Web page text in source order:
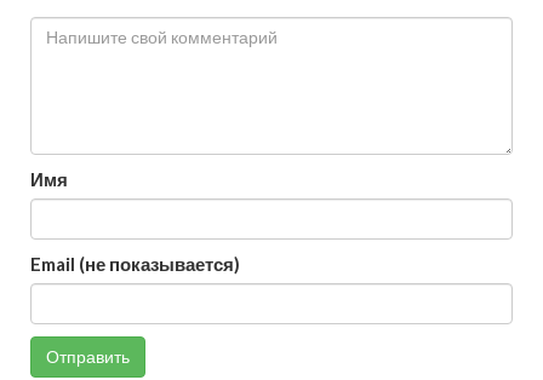
Имя
Email (не показывается)
Отправить